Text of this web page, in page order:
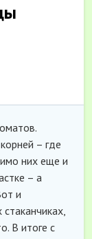
– где
них еще и
– а
и
В итоге с